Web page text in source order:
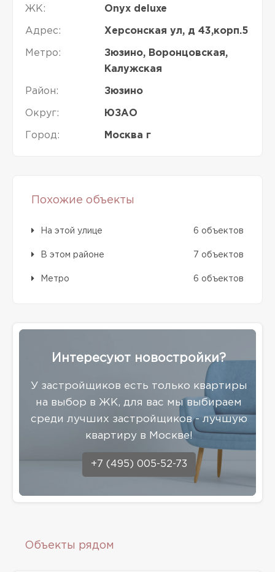
ЖК: Onyx deluxe
Адрес: Херсонская ул, д 43,корп.5
Метро:
Зюзино, Воронцовская,
Калужская
Район: Зюзино
Округ: ЮЗАО
Город: Москва г
Похожие объекты
На этой улице 6 объектов
В этом районе 7 объектов
Метро 6 объектов
Интересуют новостройки?
У застройщиков есть только квартиры
на выбор в ЖК, для вас мы выбираем
среди лучших застройщиков - лучшую
квартиру в Москве!
+7 (495) 005-52-73
Объекты рядом